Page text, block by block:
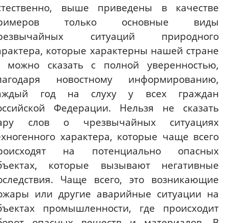
выше приведены в качестве
только основные виды
ситуаций природного
которые характерны нашей стране
можно сказать с полной уверенностью,
новостному информированию,
год на слуху у всех граждан
Федерации. Нельзя не сказать
слов о чрезвычайных ситуациях
характера, которые чаще всего
на потенциально опасных
которые вызывают негативные
Чаще всего, это возникающие
или другие аварийные ситуации на
промышленности, где происходит